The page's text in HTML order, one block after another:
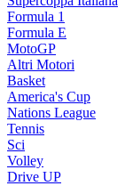
Formula 1
Formula E
MotoGP
Altri Motori
Basket
America's Cup
Nations League
Tennis
Sci
Volley
Drive UP